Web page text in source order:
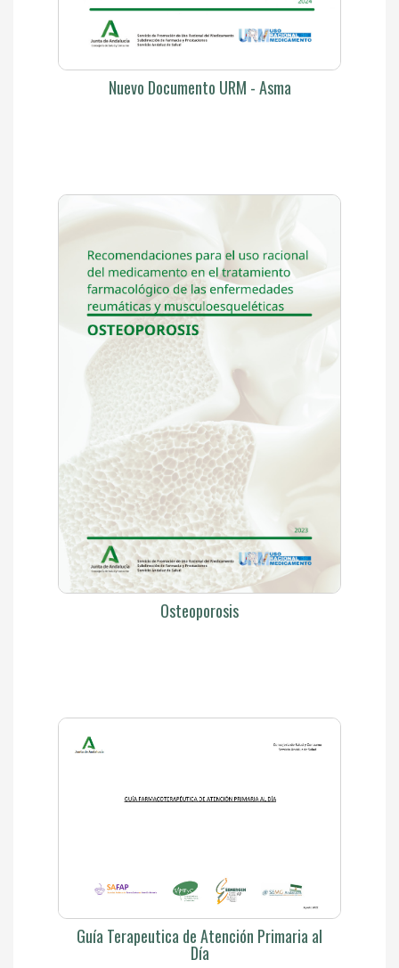
Nuevo Documento URM - Asma
Osteoporosis
Guía Terapeutica de Atención Primaria al
Día